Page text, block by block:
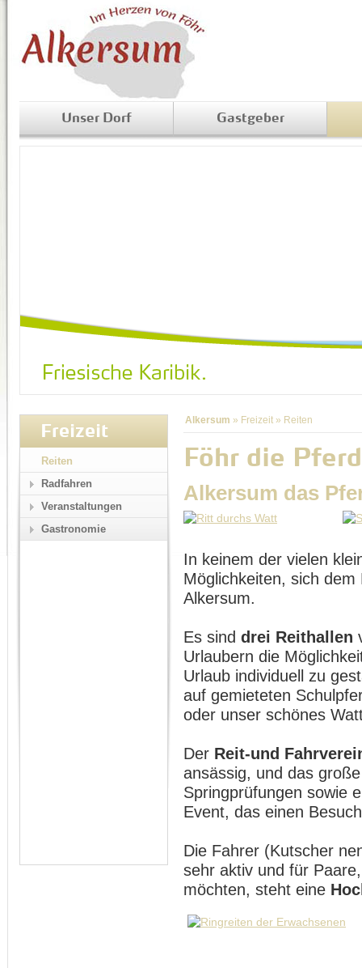
Unser Dorf Gastgeber
Alkersum » Freizeit » Reiten
Föhr die
Alkersum das
In keinem der vielen
Möglichkeiten, sich
Alkersum.
Es sind drei Reithallen
Urlaubern die
Urlaub individuell zu
auf gemieteten
oder unser schönes
Der Reit-und
ansässig, und das
Springprüfungen sowie
Event, das einen
Die Fahrer (Kutscher
sehr aktiv und für
möchten, steht eine
Freizeit
Reiten
Radfahren
Veranstaltungen
Gastronomie